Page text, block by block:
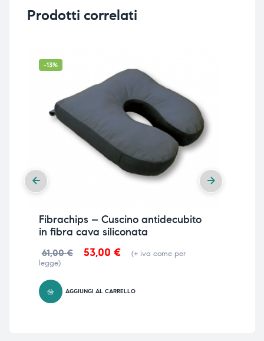
Prodotti correlati
-13%
Fibrachips – Cuscino antidecubito
in fibra cava siliconata
61,00€ 53,00 €
(+ iva come per
legge)
AGGIUNGI AL CARRELLO